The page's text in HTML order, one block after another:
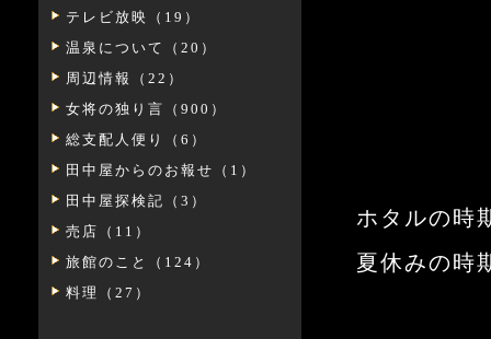
テレビ放映（19）
温泉について（20）
周辺情報（22）
女将の独り言（900）
総支配人便り（6）
田中屋からのお報せ（1）
田中屋探検記（3）
売店（11）
旅館のこと（124）
料理（27）
ホタルの時
夏休みの時